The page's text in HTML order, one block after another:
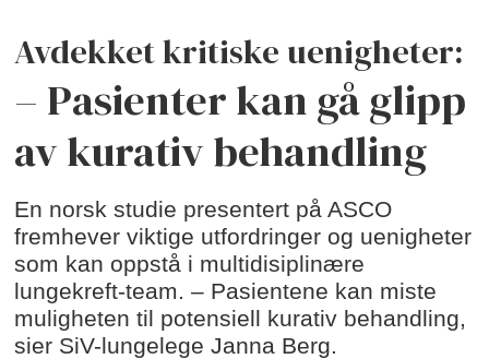
Avdekket kritiske uenigheter:
– Pasienter kan gå glipp
av kurativ behandling
En norsk studie presentert på ASCO
fremhever viktige utfordringer og uenigheter
som kan oppstå i multidisiplinære
lungekreft-team. – Pasientene kan miste
muligheten til potensiell kurativ behandling,
sier SiV-lungelege Janna Berg.